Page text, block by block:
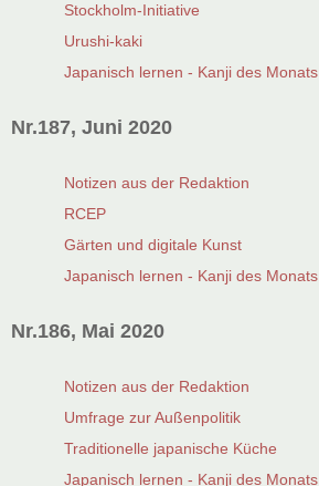
Stockholm-Initiative
Urushi-kaki
Japanisch lernen - Kanji des Monats
Nr.187, Juni 2020
Notizen aus der Redaktion
RCEP
Gärten und digitale Kunst
Japanisch lernen - Kanji des Monats
Nr.186, Mai 2020
Notizen aus der Redaktion
Umfrage zur Außenpolitik
Traditionelle japanische Küche
Japanisch lernen - Kanji des Monats